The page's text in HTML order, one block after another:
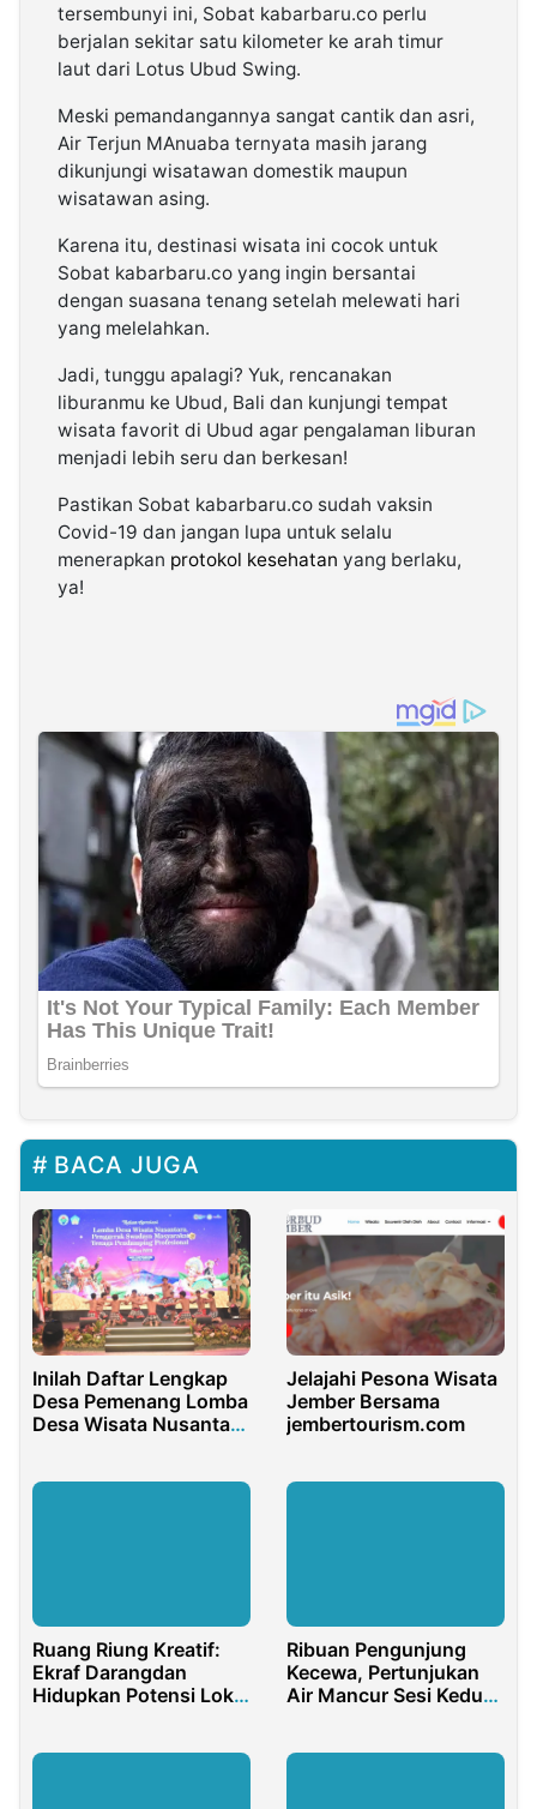
tersembunyi ini, Sobat kabarbaru.co perlu
berjalan sekitar satu kilometer ke arah timur
laut dari Lotus Ubud Swing.
Meski pemandangannya sangat cantik dan asri,
Air Terjun MAnuaba ternyata masih jarang
dikunjungi wisatawan domestik maupun
wisatawan asing.
Karena itu, destinasi wisata ini cocok untuk
Sobat kabarbaru.co yang ingin bersantai
dengan suasana tenang setelah melewati hari
yang melelahkan.
Jadi, tunggu apalagi? Yuk, rencanakan
liburanmu ke Ubud, Bali dan kunjungi tempat
wisata favorit di Ubud agar pengalaman liburan
menjadi lebih seru dan berkesan!
Pastikan Sobat kabarbaru.co sudah vaksin
Covid-19 dan jangan lupa untuk selalu
menerapkan protokol kesehatan yang berlaku,
ya!
BACA JUGA
Inilah Daftar Lengkap
Desa Pemenang Lomba
Desa Wisata Nusantara
Jelajahi Pesona Wisata
Jember Bersama
jembertourism.com
Ruang Riung Kreatif:
Ekraf Darangdan
Hidupkan Potensi Lokal
Ribuan Pengunjung
Kecewa, Pertunjukan
Air Mancur Sesi Kedua